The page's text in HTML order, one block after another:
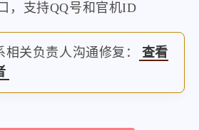
，支持QQ号和官机ID
关负责人沟通修复：
查看